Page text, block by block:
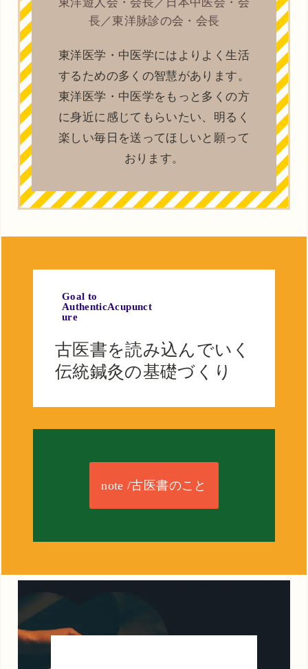
長／東洋脉診の会・会長
東洋医学・中医学にはよりよく生活
するための多くの智慧があります。
東洋医学・中医学をもっと多くの方
に身近に感じてもらいたい、明るく
楽しい毎日を送ってほしいと願って
おります。
Goal to
AuthenticAcupunct
ure
古医書を読み込んでいく
伝統鍼灸の基礎づくり
note /古医書のこと